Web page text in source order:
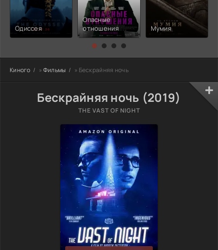
Одиссея
Опасные
отношения
Мумия
Киного » Фильмы » Бескрайняя ночь
Бескрайняя ночь (2019)
THE VAST OF NIGHT